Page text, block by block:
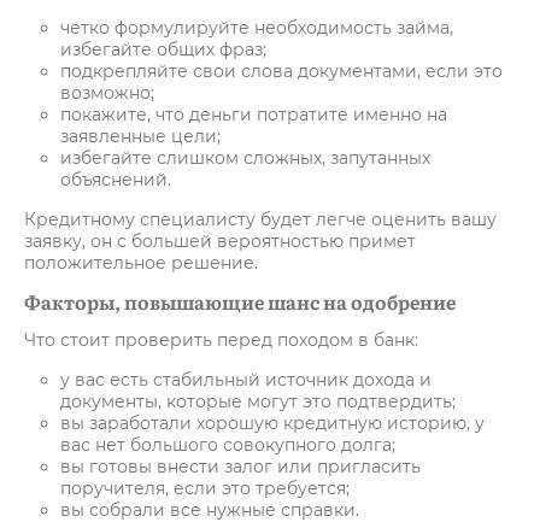
четко формулируйте необходимость займа,
избегайте общих фраз;
подкрепляйте свои слова документами, если это
возможно;
покажите, что деньги потратите именно на
заявленные цели;
избегайте слишком сложных, запутанных
объяснений.
Кредитному специалисту будет легче оценить вашу
заявку, он с большей вероятностью примет
положительное решение.
Факторы, повышающие шанс на одобрение
Что стоит проверить перед походом в банк:
у вас есть стабильный источник дохода и
документы, которые могут это подтвердить;
вы заработали хорошую кредитную историю, у
вас нет большого совокупного долга;
вы готовы внести залог или пригласить
поручителя, если это требуется;
вы собрали все нужные справки.